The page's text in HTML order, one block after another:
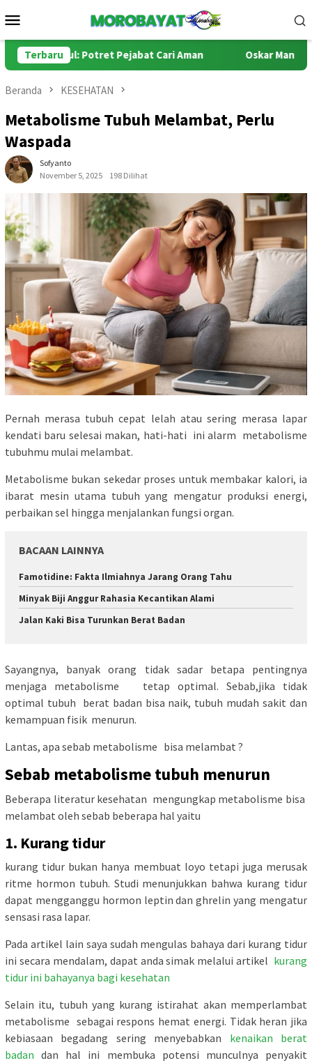
ke
Mobile
Terbaru
Potret Pejabat Cari Aman Oskar Manoppo di
Beranda KESEHATAN
Metabolisme Tubuh Melambat, Perlu
Waspada
Sofyanto
November 5, 2025
198 Dilihat
Pernah merasa tubuh cepat lelah atau sering merasa lapar
kendati baru selesai makan, hati-hati ini alarm metabolisme
tubuhmu mulai melambat.
Metabolisme bukan sekedar proses untuk membakar kalori, ia
ibarat mesin utama tubuh yang mengatur produksi energi,
perbaikan sel hingga menjalankan fungsi organ.
BACAAN LAINNYA
Famotidine: Fakta Ilmiahnya Jarang Orang Tahu
Minyak Biji Anggur Rahasia Kecantikan Alami
Jalan Kaki Bisa Turunkan Berat Badan
Sayangnya, banyak orang tidak sadar betapa pentingnya
menjaga metabolisme tetap optimal. Sebab,jika tidak
optimal tubuh berat badan bisa naik, tubuh mudah sakit dan
kemampuan fisik menurun.
Lantas, apa sebab metabolisme bisa melambat ?
Sebab metabolisme tubuh menurun
Beberapa literatur kesehatan mengungkap metabolisme bisa
melambat oleh sebab beberapa hal yaitu
1. Kurang tidur
kurang tidur bukan hanya membuat loyo tetapi juga merusak
ritme hormon tubuh. Studi menunjukkan bahwa kurang tidur
dapat mengganggu hormon leptin dan ghrelin yang mengatur
sensasi rasa lapar.
Pada artikel lain saya sudah mengulas bahaya dari kurang tidur
ini secara mendalam, dapat anda simak melalui artikel kurang
tidur ini bahayanya bagi kesehatan
Selain itu, tubuh yang kurang istirahat akan memperlambat
metabolisme sebagai respons hemat energi. Tidak heran jika
kebiasaan begadang sering menyebabkan kenaikan berat
badan dan hal ini membuka potensi munculnya penyakit